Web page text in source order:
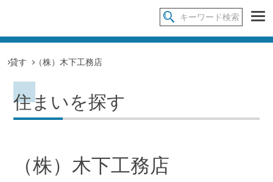
貸す （株）木下工務店
住まいを探す
（株）木下工務店